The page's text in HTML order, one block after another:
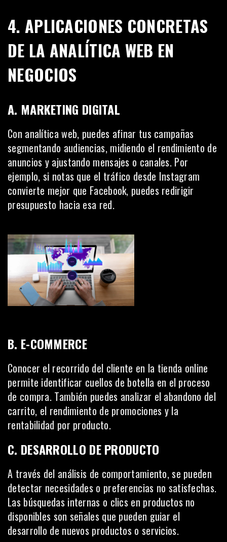
4. APLICACIONES CONCRETAS
DE LA ANALÍTICA WEB EN
NEGOCIOS
A. MARKETING DIGITAL
Con analítica web, puedes afinar tus campañas
segmentando audiencias, midiendo el rendimiento de
anuncios y ajustando mensajes o canales. Por
ejemplo, si notas que el tráfico desde Instagram
convierte mejor que Facebook, puedes redirigir
presupuesto hacia esa red.
B. E-COMMERCE
Conocer el recorrido del cliente en la tienda online
permite identificar cuellos de botella en el proceso
de compra. También puedes analizar el abandono del
carrito, el rendimiento de promociones y la
rentabilidad por producto.
C. DESARROLLO DE PRODUCTO
A través del análisis de comportamiento, se pueden
detectar necesidades o preferencias no satisfechas.
Las búsquedas internas o clics en productos no
disponibles son señales que pueden guiar el
desarrollo de nuevos productos o servicios.